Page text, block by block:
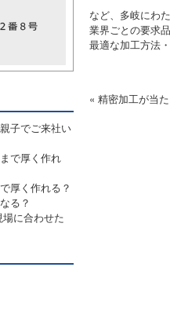
など、多岐にわた
業界ごとの要求
最適な加工方法
« 精密加工が当
子でご来社い
で厚く作れ
厚く作れる？
る？
に合わせた